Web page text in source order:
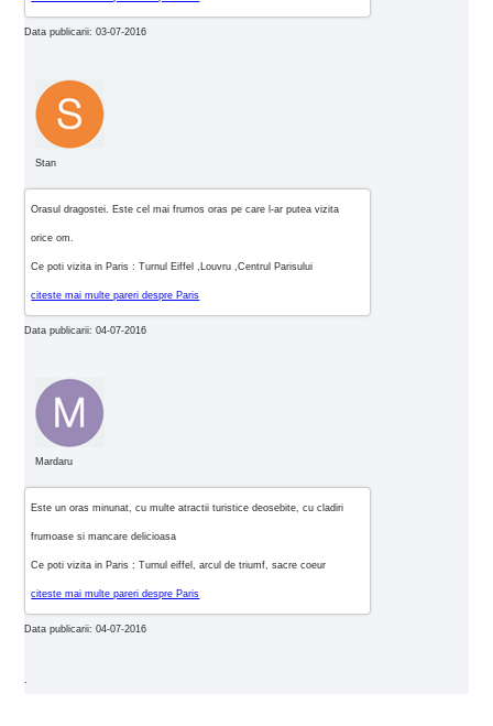
Data publicarii: 03-07-2016
Stan
Orasul dragostei. Este cel mai frumos oras pe care l-ar putea vizita
orice om.
Ce poti vizita in Paris : Turnul Eiffel ,Louvru ,Centrul Parisului
citeste mai multe pareri despre Paris
Data publicarii: 04-07-2016
Mardaru
Este un oras minunat, cu multe atractii turistice deosebite, cu cladiri
frumoase si mancare delicioasa
Ce poti vizita in Paris : Turnul eiffel, arcul de triumf, sacre coeur
citeste mai multe pareri despre Paris
Data publicarii: 04-07-2016
.